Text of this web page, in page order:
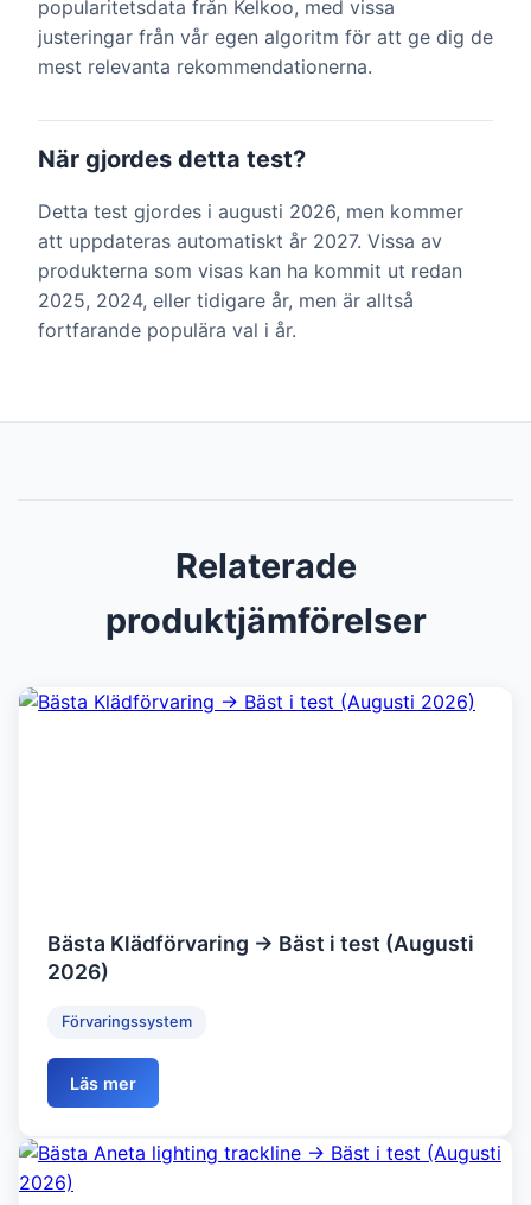
popularitetsdata från Kelkoo, med vissa
justeringar från vår egen algoritm för att ge dig de
mest relevanta rekommendationerna.
När gjordes detta test?
Detta test gjordes i augusti 2026, men kommer
att uppdateras automatiskt år 2027. Vissa av
produkterna som visas kan ha kommit ut redan
2025, 2024, eller tidigare år, men är alltså
fortfarande populära val i år.
Relaterade
produktjämförelser
Bästa Klädförvaring → Bäst i test (Augusti
2026)
Förvaringssystem
Läs mer